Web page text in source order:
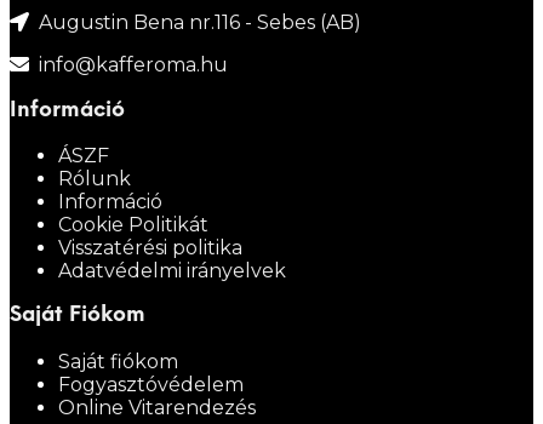
Augustin Bena nr.116 - Sebes (AB)
info@kafferoma.hu
Információ
ÁSZF
Rólunk
Információ
Cookie Politikát
Visszatérési politika
Adatvédelmi irányelvek
Saját Fiókom
Saját fiókom
Fogyasztóvédelem
Online Vitarendezés